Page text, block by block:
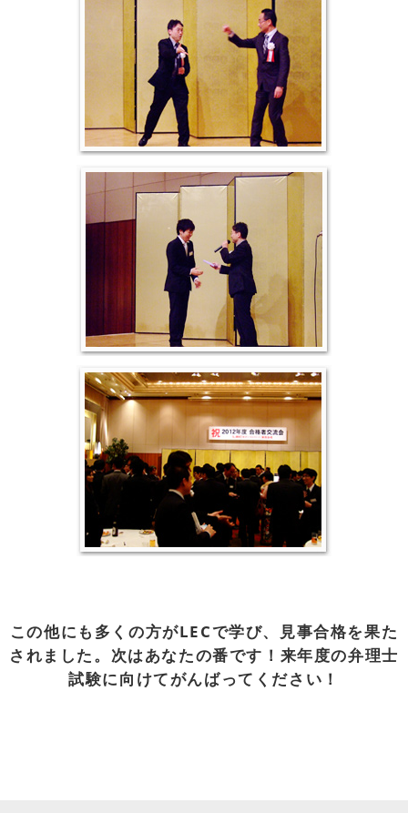
この他にも多くの方がLECで学び、見事合格を果た
されました。次はあなたの番です！来年度の弁理士
試験に向けてがんばってください！